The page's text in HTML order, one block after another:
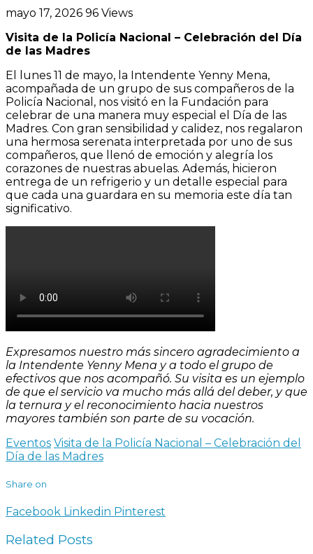
mayo 17, 2026 96 Views
Visita de la Policía Nacional – Celebración del Día
de las Madres
El lunes 11 de mayo, la Intendente Yenny Mena,
acompañada de un grupo de sus compañeros de la
Policía Nacional, nos visitó en la Fundación para
celebrar de una manera muy especial el Día de las
Madres. Con gran sensibilidad y calidez, nos regalaron
una hermosa serenata interpretada por uno de sus
compañeros, que llenó de emoción y alegría los
corazones de nuestras abuelas. Además, hicieron
entrega de un refrigerio y un detalle especial para
que cada una guardara en su memoria este día tan
significativo.
Expresamos nuestro más sincero agradecimiento a
la Intendente Yenny Mena y a todo el grupo de
efectivos que nos acompañó. Su visita es un ejemplo
de que el servicio va mucho más allá del deber, y que
la ternura y el reconocimiento hacia nuestros
mayores también son parte de su vocación.
Eventos Visita de la Policía Nacional – Celebración del
Día de las Madres
Share on
Facebook Linkedin Pinterest
Related Posts